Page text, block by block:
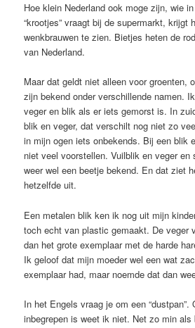
Hoe klein Nederland ook moge zijn, wie
“krootjes” vraagt bij de supermarkt, krijgt
wenkbrauwen te zien. Bietjes heten de
van Nederland.
Maar dat geldt niet alleen voor groenten,
zijn bekend onder verschillende namen.
veger en blik als er iets gemorst is. In
blik en veger, dat verschilt nog niet zo
in mijn ogen iets onbekends. Bij een blik
niet veel voorstellen. Vuilblik en veger
weer wel een beetje bekend. En dat ziet
hetzelfde uit.
Een metalen blik ken ik nog uit mijn
toch echt van plastic gemaakt. De veger
dan het grote exemplaar met de harde
Ik geloof dat mijn moeder wel een wat
exemplaar had, maar noemde dat dan
In het Engels vraag je om een “dustpan”.
inbegrepen is weet ik niet. Net zo min als